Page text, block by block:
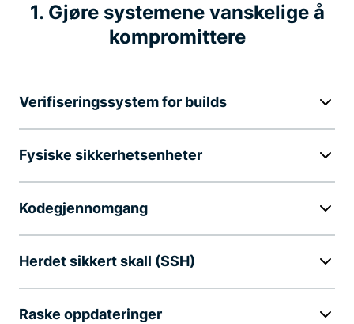
Bransjelederskap
1. Gjøre systemene vanskelige å
kompromittere
Verifiseringssystem for builds
Fysiske sikkerhetsenheter
Kodegjennomgang
Herdet sikkert skall (SSH)
Raske oppdateringer